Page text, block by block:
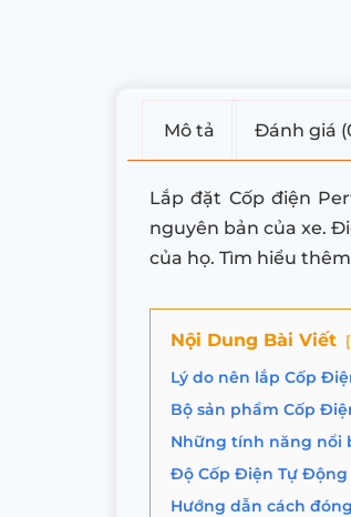
Mô tả Đánh giá
Lắp đặt Cốp điện
nguyên bản của xe.
của họ. Tìm hiểu
Nội Dung Bài Viết
Lý do nên lắp Cốp
Bộ sản phẩm Cốp
Những tính năng nổi
Độ Cốp Điện Tự Động
Hướng dẫn cách